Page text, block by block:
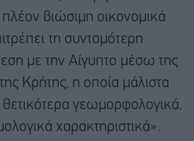
πλέον βιώσιμη οικονομικά
τη συντομότερη
με την Αίγυπτο μέσω της
Κρήτης, η οποία μάλιστα
θετικότερα γεωμορφολογικά,
χαρακτηριστικά».